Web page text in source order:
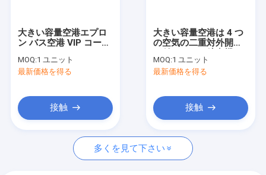
ニュース
引用を要求しなさい
空港エプロン バス
大きい容量空港エプロ
ン バス空港 VIP コーチ
MOQ:1 ユニット
最新価格を得る
接触
大きい容量空港は 4 つ
の空気の二重対外開放
スをコーチします
MOQ:1 ユニット
最新価格を得る
接触
多くを見て下さい